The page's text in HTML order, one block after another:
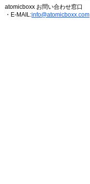
atomicboxx お問い合わせ窓口
・E-MAIL:info@atomicboxx.com